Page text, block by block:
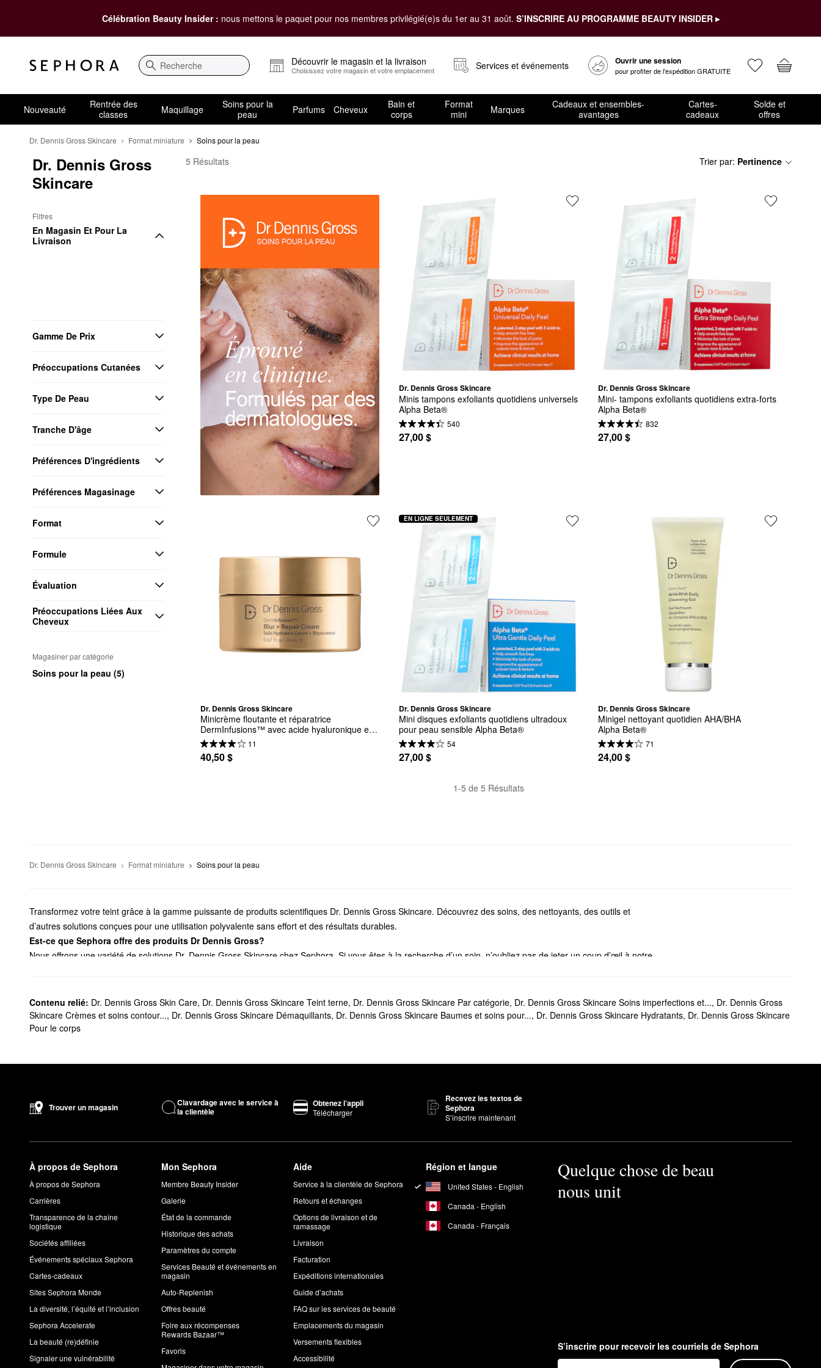
Célébration Beauty Insider : nous mettons le paquet pour nos membres privilégié(e)s du 1er au 31 août. S’INSCRIRE AU PROGRAMME BEAUTY INSIDER ▸
Recherche
Découvrir le magasin et la livraison
Choisissez votre magasin et votre emplacement Services et événements Ouvrir une session
pour profiter de l’expédition GRATUITE
Nouveauté
Rentrée des
classes
Maquillage
Soins pour la
peau
Parfums Cheveux
Bain et
corps
Format
mini
Marques
Cadeaux et ensembles-
avantages
Cartes-
cadeaux
Solde et
offres
Dr. Dennis Gross Skincare Format miniature Soins pour la peau
Dr. Dennis Gross
Skincare
Filtres
En Magasin Et Pour La
Livraison
Gamme De Prix
Préoccupations Cutanées
Type De Peau
Tranche D'âge
Préférences D'ingrédients
Préférences Magasinage
Format
Formule
Évaluation
Préoccupations Liées Aux
Cheveux
Magasiner par catégorie
Soins pour la peau (5)
Dr. Dennis Gross Skincare Soins pour la peau
5 Résultats Trier par: Pertinence
Dr. Dennis Gross Skincare
Minis tampons exfoliants quotidiens universels
Alpha Beta®
540
27,00 $
Dr. Dennis Gross Skincare
Mini- tampons exfoliants quotidiens extra-forts
Alpha Beta®
832
27,00 $
Dr. Dennis Gross Skincare
Minicrème floutante et réparatrice
DermInfusions™ avec acide hyaluronique et
peptides
11
40,50 $
Dr. Dennis Gross Skincare
Mini disques exfoliants quotidiens ultradoux
pour peau sensible Alpha Beta®
54
27,00 $
EN LIGNE SEULEMENT
Dr. Dennis Gross Skincare
Minigel nettoyant quotidien AHA/BHA
Alpha Beta®
71
24,00 $
1-5 de 5 Résultats
Dr. Dennis Gross Skincare Format miniature Soins pour la peau
Transformez votre teint grâce à la gamme puissante de produits scientifiques Dr. Dennis Gross Skincare. Découvrez des soins, des nettoyants, des outils et
d’autres solutions conçues pour une utilisation polyvalente sans effort et des résultats durables.
Est-ce que Sephora offre des produits Dr Dennis Gross?
Nous offrons une variété de solutions Dr. Dennis Gross Skincare chez Sephora. Si vous êtes à la recherche d’un soin, n’oubliez pas de jeter un coup d’œil à notre
Quels sont les meilleurs vendeurs parmi les produits Dr. Dennis Gross Skincare?
L’exfoliant quotidien universel Alpha Beta®de Dr. Dennis Gross Skincare est un produit très populaire que vous allez adorer. Idéale pour remédier à l’aspect terne
et rétablir l’équilibre de la peau, cette solution puissante en deux étapes permet également de désobstruer les pores une fois pour toutes et d’obtenir un teint plus
Vous devriez utiliser les tampons exfoliantsultrapuissants,universelsou quotidien ultra doux
une fois par jour pour obtenir les meilleurs résultats.
Faut-il laver la peau après le gommage Dr. Dennis Gross?
Faut-il hydrater la peau après le gommage Dr. Dennis Gross?
Oui! Nous vous suggérons de compléter votre rituel avec un sérum et un hydratant de votre choix.
Les produits Dr. Dennis Gross sont-ils purs et sains?
Tous les produits topiques Dr. Dennis Gross ont obtenu le seau
Pur et sain Sephora. Cela signifie que les formules sont exemptes d’ingrédients potentiellement
nocifs.
Contenu relié: Dr. Dennis Gross Skin Care, Dr. Dennis Gross Skincare Teint terne, Dr. Dennis Gross Skincare Par catégorie, Dr. Dennis Gross Skincare Soins imperfections et..., Dr. Dennis Gross
Skincare Crèmes et soins contour..., Dr. Dennis Gross Skincare Démaquillants, Dr. Dennis Gross Skincare Baumes et soins pour..., Dr. Dennis Gross Skincare Hydratants, Dr. Dennis Gross Skincare
Pour le corps
Trouver un magasin
Clavardage avec le service à
la clientèle
Obtenez l’appli
Télécharger
Recevez les textos de
Sephora
S’inscrire maintenant
À propos de Sephora
À propos de Sephora
Carrières
Transparence de la chaîne
logistique
Sociétés affiliées
Événements spéciaux Sephora
Cartes-cadeaux
Sites Sephora Monde
La diversité, l’équité et l’inclusion
Sephora Accelerate
La beauté (re)définie
Signaler une vulnérabilité
Mon Sephora
Membre Beauty Insider
Galerie
État de la commande
Historique des achats
Paramètres du compte
Services Beauté et événements en
magasin
Auto-Replenish
Offres beauté
Foire aux récompenses
Rewards Bazaar™
Favoris
Aide
Service à la clientèle de Sephora
Retours et échanges
Options de livraison et de
ramassage
Livraison
Facturation
Expéditions internationales
Guide d’achats
FAQ sur les services de beauté
Emplacements du magasin
Versements flexibles
Accessibilité
Région et langue
United States - English
Canada - English
Canada - Français
Quelque chose de beau
nous unit
S’inscrire pour recevoir les courriels de Sephora